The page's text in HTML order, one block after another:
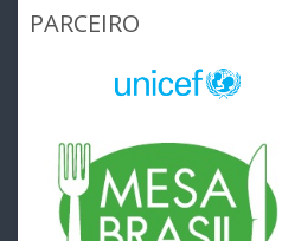
PARCEIRO